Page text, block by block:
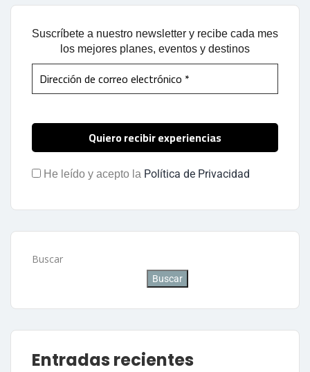
Suscríbete a nuestro newsletter y recibe cada mes
los mejores planes, eventos y destinos
He leído y acepto la Política de Privacidad
Buscar
Buscar
Entradas recientes